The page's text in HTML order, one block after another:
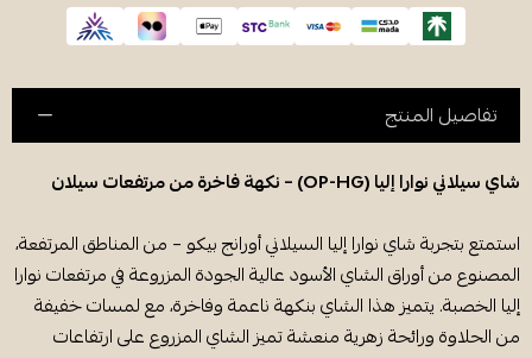
تفاصيل المنتج
شاي سيلاني نوارا إليا (OP-HG) – نكهة فاخرة من مرتفعات سيلان
استمتع بتجربة شاي نوارا إليا السيلاني أورانج بيكو – من المناطق المرتفعة،
المصنوع من أوراق الشاي الأسود عالية الجودة المزروعة في مرتفعات نوارا
إليا الخصبة. يتميز هذا الشاي بنكهة ناعمة وفاخرة، مع لمسات خفيفة
من الحلاوة ورائحة زهرية منعشة تميز الشاي المزروع على ارتفاعات